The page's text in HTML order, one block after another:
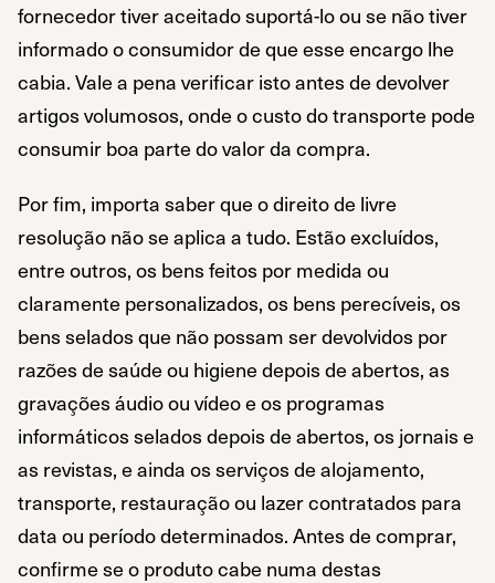
fornecedor tiver aceitado suportá-lo ou se não tiver
informado o consumidor de que esse encargo lhe
cabia. Vale a pena verificar isto antes de devolver
artigos volumosos, onde o custo do transporte pode
consumir boa parte do valor da compra.
Por fim, importa saber que o direito de livre
resolução não se aplica a tudo. Estão excluídos,
entre outros, os bens feitos por medida ou
claramente personalizados, os bens perecíveis, os
bens selados que não possam ser devolvidos por
razões de saúde ou higiene depois de abertos, as
gravações áudio ou vídeo e os programas
informáticos selados depois de abertos, os jornais e
as revistas, e ainda os serviços de alojamento,
transporte, restauração ou lazer contratados para
data ou período determinados. Antes de comprar,
confirme se o produto cabe numa destas